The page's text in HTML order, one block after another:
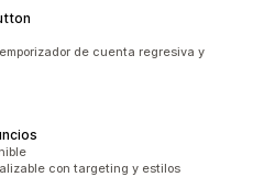
de cuenta regresiva y
con targeting y estilos